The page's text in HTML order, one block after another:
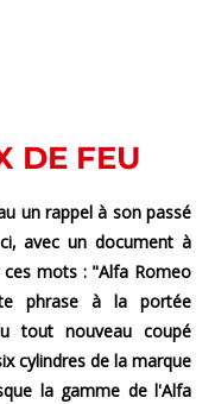
DE FEU
un rappel à son passé
avec un document à
mots : "Alfa Romeo
phrase à la portée
tout nouveau coupé
cylindres de la marque
la gamme de l'Alfa